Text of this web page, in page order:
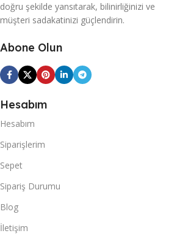
doğru şekilde yansıtarak, bilinirliğinizi ve
müşteri sadakatinizi güçlendirin.
Abone Olun
Hesabım
Hesabım
Siparişlerim
Sepet
Sipariş Durumu
Blog
İletişim